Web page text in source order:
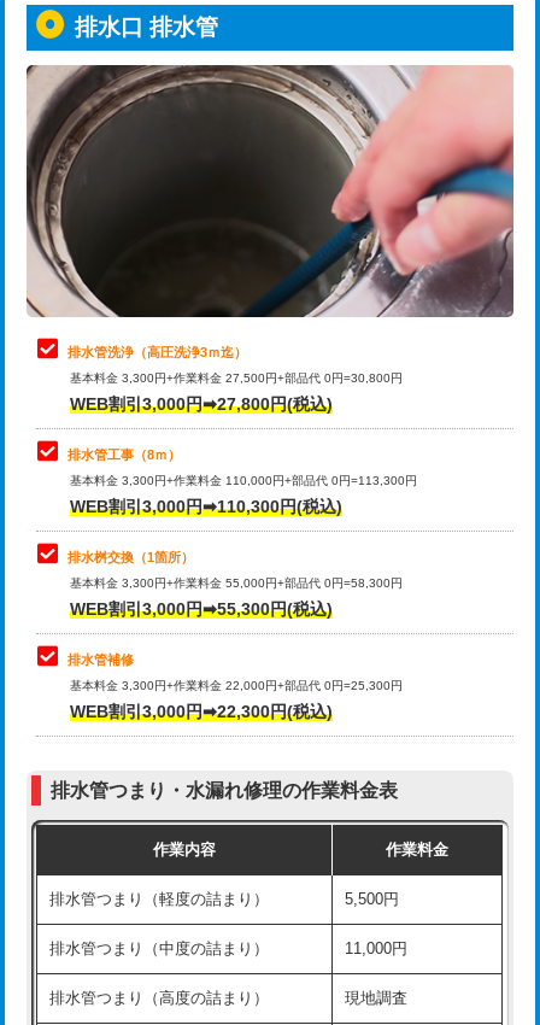
用（追加）/3ｍ超え)
給水管工事※（ライニング鋼管・銅
管・ポリ管・HT管使用/3ｍまで)
44,000円
給水管工事※（ライニング鋼管・銅
管・ポリ管・HT管使用/3ｍ超え)
+8,800円
排水管工事（土の掘削・埋め戻し作
業）
11,000円~
排水管工事（排水管工事/3ｍまで） 55,000円
排水管工事（追加 排水管工事/3ｍ超
え）
マス交換（土の掘削・埋め戻し作業）
マス交換（深さ50㎝未満）
マス交換（深さ50㎝以上）
コンクリート斫り（厚さ10㎝まで）
コンクリート斫り（厚さ10㎝超え）
モルタル補修（厚さ10㎝まで）
モルタル補修（厚さ10㎝超え）
追加人工 16,500円
現場見積
※給水管工事は20mmまでの価格です。
トーラー機使用/3mまで
追加トーラー機使用/3m超え +3,300円
カメラ調査 33,000円
桝清掃 8,800円
止水・漏水調査・防水処理・清掃・修
理・調整・分解・加工など（軽作業）
11,000円
止水・漏水調査・防水処理・清掃・修
理・調整・分解・加工など（中作業）
22,000円
止水・漏水調査・防水処理・清掃・修
理・調整・分解・加工など（重作業）
33,000円
その他部品の脱着
交換・取付（タンク）
交換・取付(単水栓（壁付・デッキ
式）)
交換・取付(混合水栓（壁付・デッキ
式・ワンホール）)
16,500円+材料費
交換・取付(排水栓・排水トラップ
交換・取付（その他部品） 11,000円+材料費
持込商品取付（単水栓） 13,200円
持込商品取付（混合水栓） 16,500円
持込商品取付（浄水器・分岐水栓） 16,500円
給水管工事※（ホール加工) 16,500円
排水口 排水管
排水管洗浄（高圧洗浄3ｍ迄）
基本料金 3,300円+作業料金 27,500円+部品代 0円=30,800円
WEB割引3,000円➡27,800円(税込)
排水管工事（8ｍ）
基本料金 3,300円+作業料金 110,000円+部品代 0円=113,300円
WEB割引3,000円➡110,300円(税込)
排水桝交換（1箇所）
基本料金 3,300円+作業料金 55,000円+部品代 0円=58,300円
WEB割引3,000円➡55,300円(税込)
排水管補修
基本料金 3,300円+作業料金 22,000円+部品代 0円=25,300円
WEB割引3,000円➡22,300円(税込)
排水管つまり・水漏れ修理の作業料金表
作業内容 作業料金
排水管つまり（軽度の詰まり） 5,500円
排水管つまり（中度の詰まり） 11,000円
排水管つまり（高度の詰まり） 現地調査